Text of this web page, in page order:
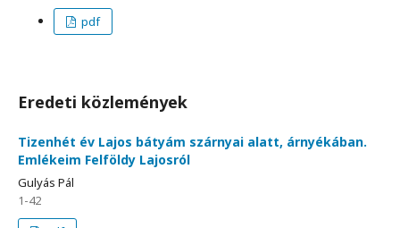
pdf
Eredeti közlemények
Tizenhét év Lajos bátyám szárnyai alatt, árnyékában.
Emlékeim Felföldy Lajosról
Gulyás Pál
1-42